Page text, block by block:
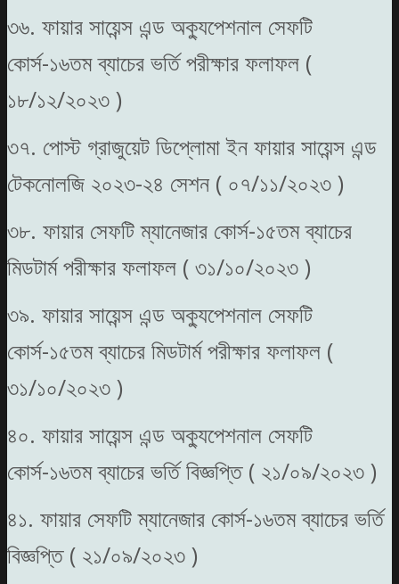
৩৬. ফায়ার সায়েন্স এন্ড অক্যুপেশনাল সেফটি
কোর্স-১৬তম ব্যাচের ভর্তি পরীক্ষার ফলাফল (
১৮/১২/২০২৩ )
৩৭. পোস্ট গ্রাজুয়েট ডিপ্লোমা ইন ফায়ার সায়েন্স এন্ড
টেকনোলজি ২০২৩-২৪ সেশন ( ০৭/১১/২০২৩ )
৩৮. ফায়ার সেফটি ম্যানেজার কোর্স-১৫তম ব্যাচের
মিডটার্ম পরীক্ষার ফলাফল ( ৩১/১০/২০২৩ )
৩৯. ফায়ার সায়েন্স এন্ড অক্যুপেশনাল সেফটি
কোর্স-১৫তম ব্যাচের মিডটার্ম পরীক্ষার ফলাফল (
৩১/১০/২০২৩ )
৪০. ফায়ার সায়েন্স এন্ড অক্যুপেশনাল সেফটি
কোর্স-১৬তম ব্যাচের ভর্তি বিজ্ঞপ্তি ( ২১/০৯/২০২৩ )
৪১. ফায়ার সেফটি ম্যানেজার কোর্স-১৬তম ব্যাচের ভর্তি
বিজ্ঞপ্তি ( ২১/০৯/২০২৩ )